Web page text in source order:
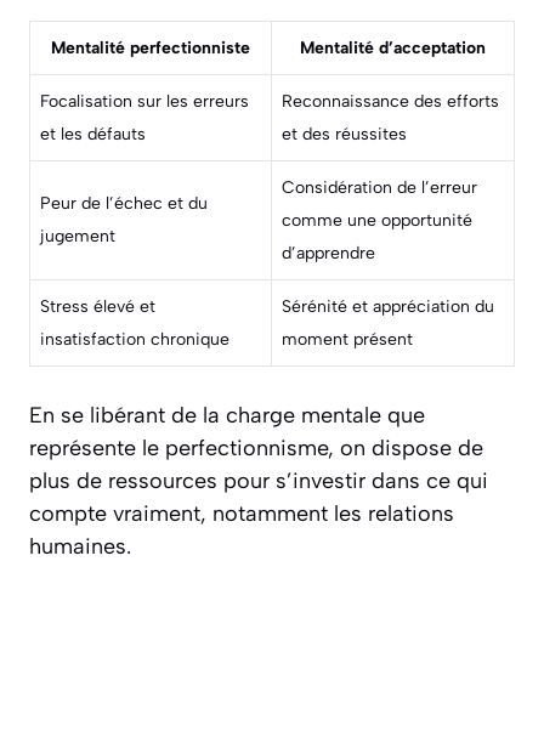
Mentalité perfectionniste Mentalité d’acceptation
Focalisation sur les erreurs
et les défauts
Reconnaissance des efforts
et des réussites
Peur de l’échec et du
jugement
Considération de l’erreur
comme une opportunité
d’apprendre
Stress élevé et
insatisfaction chronique
Sérénité et appréciation du
moment présent
En se libérant de la charge mentale que
représente le perfectionnisme, on dispose de
plus de ressources pour s’investir dans ce qui
compte vraiment, notamment les relations
humaines.